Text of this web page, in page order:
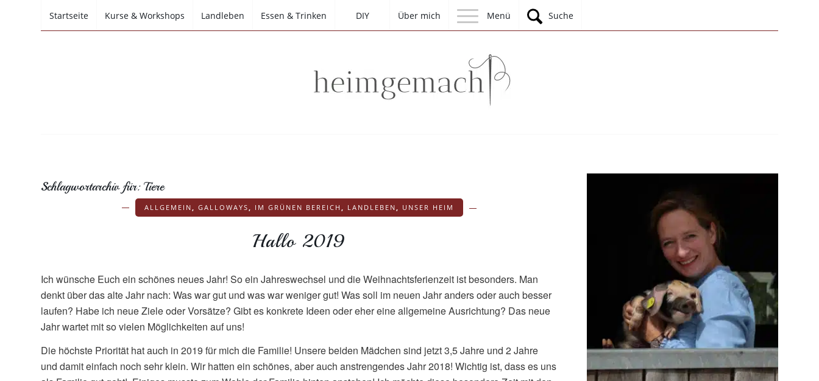
Startseite Kurse & Workshops Landleben Essen & Trinken DIY Über mich Suche
Menü
Schlagwortarchiv für:Tiere
ALLGEMEIN, GALLOWAYS, IM GRÜNEN BEREICH , LANDLEBEN, UNSER HEIM
Hallo 2019
Ich wünsche Euch ein schönes neues Jahr! So ein Jahreswechsel und die Weihnachtsferienzeit ist besonders. Man
denkt über das alte Jahr nach: Was war gut und was war weniger gut! Was soll im neuen Jahr anders oder auch besser
laufen? Habe ich neue Ziele oder Vorsätze? Gibt es konkrete Ideen oder eher eine allgemeine Ausrichtung? Das neue
Jahr wartet mit so vielen Möglichkeiten auf uns!
Die höchste Priorität hat auch in 2019 für mich die Familie! Unsere beiden Mädchen sind jetzt 3,5 Jahre und 2 Jahre
und damit einfach noch sehr klein. Wir hatten ein schönes, aber auch anstrengendes Jahr 2018! Wichtig ist, dass es uns